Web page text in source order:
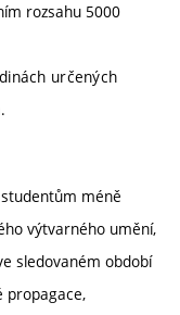
rozsahu 5000
určených
méně
výtvarného umění,
sledovaném období
propagace,